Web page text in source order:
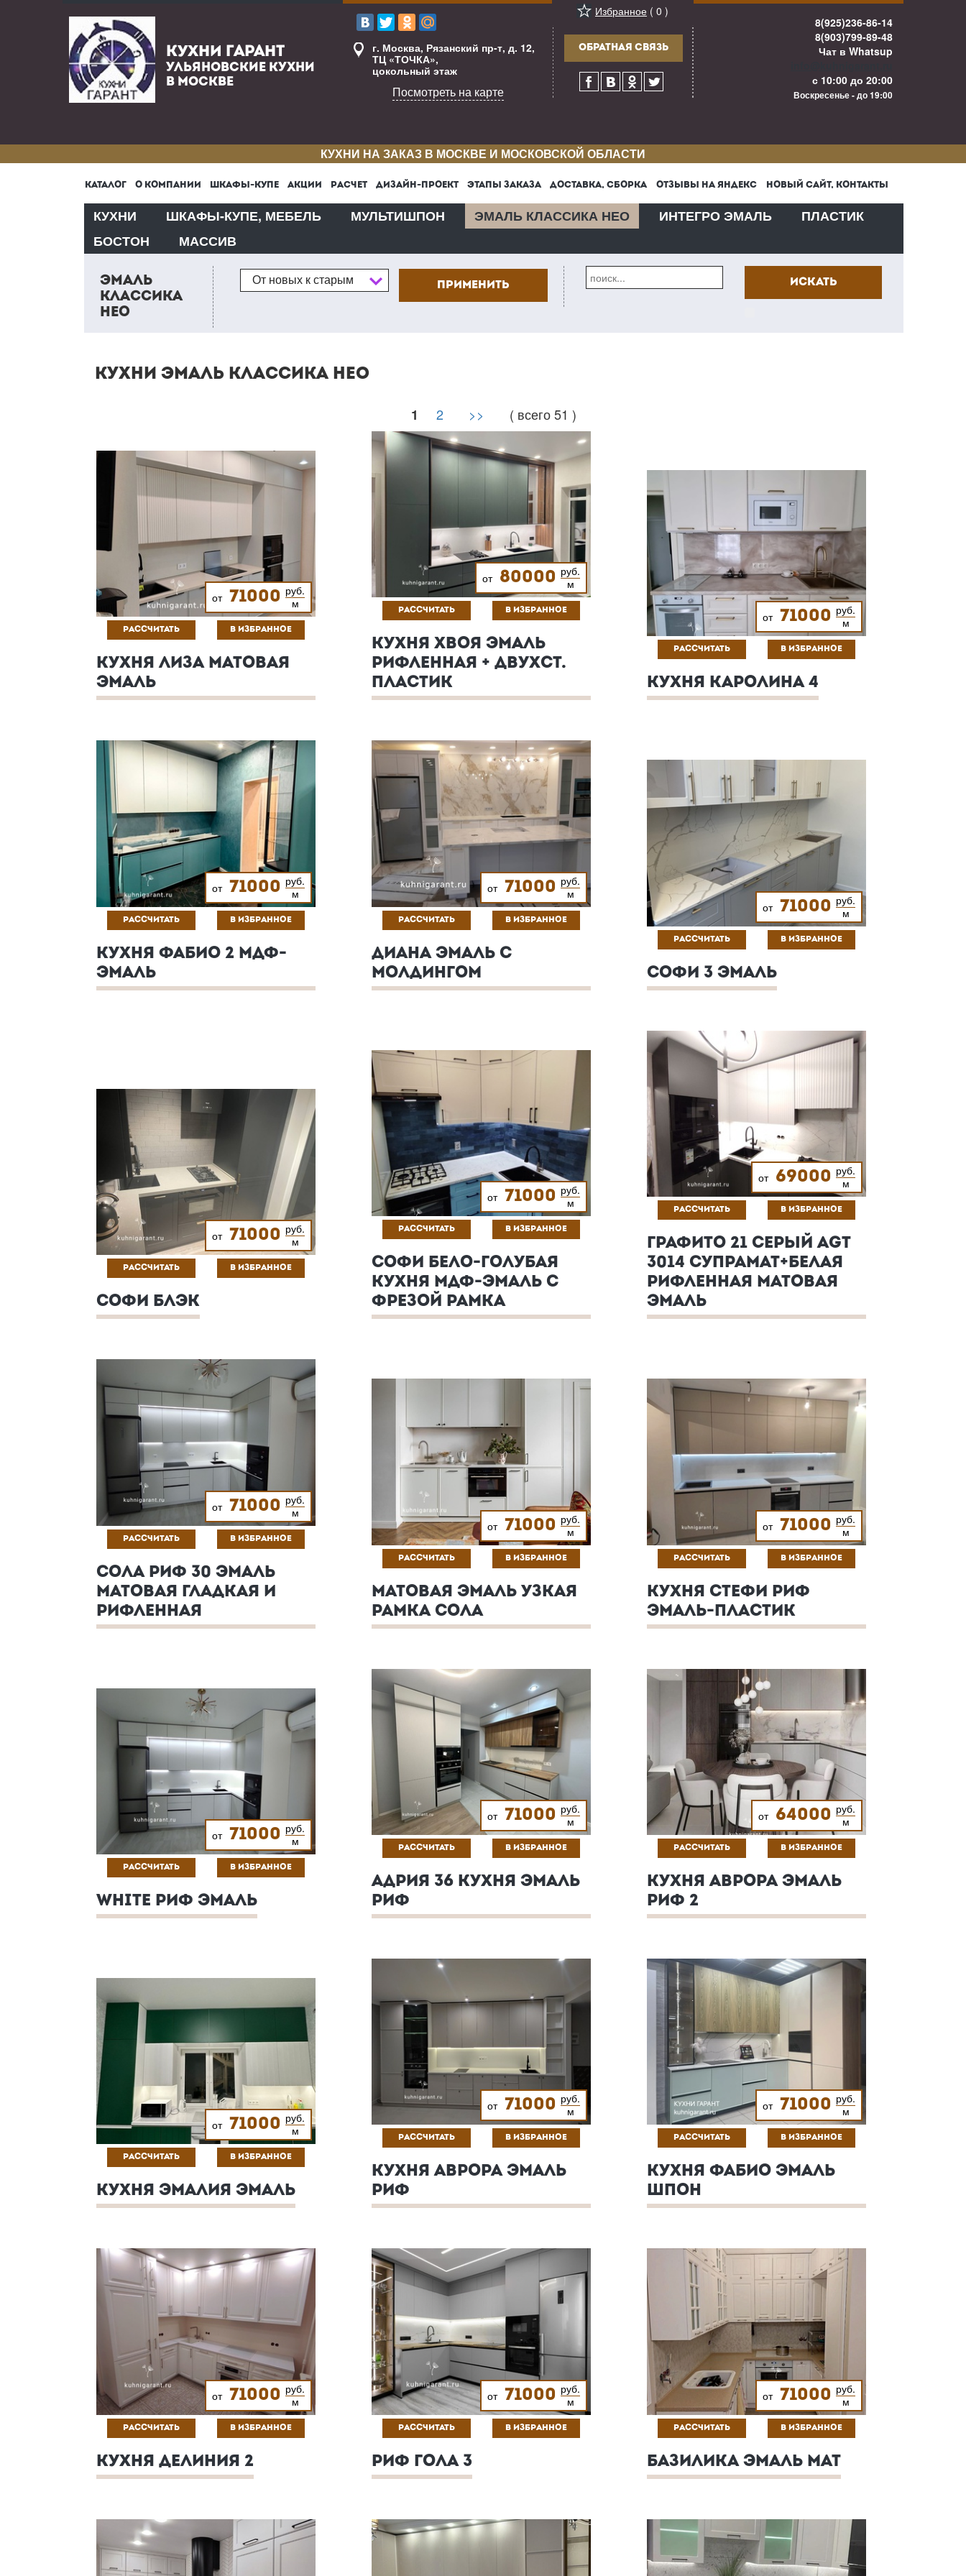
КУХНИ ГАРАНТ
УЛЬЯНОВСКИЕ КУХНИ
В МОСКВЕ
г. Москва, Рязанский пр-т, д. 12,
ТЦ «ТОЧКА»,
цокольный этаж
Посмотреть на карте
Избранное ( 0 )
ОБРАТНАЯ СВЯЗЬ
8(925)236-86-14
8(903)799-89-48
Чат в Whatsup
с 10:00 до 20:00
Воскресенье - до 19:00
КУХНИ НА ЗАКАЗ В МОСКВЕ И МОСКОВСКОЙ ОБЛАСТИ
КАТАЛОГ О КОМПАНИИ ШКАФЫ-КУПЕ АКЦИИ РАСЧЕТ ДИЗАЙН-ПРОЕКТ ЭТАПЫ ЗАКАЗА ДОСТАВКА, СБОРКА ОТЗЫВЫ НА ЯНДЕКС НОВЫЙ САЙТ, КОНТАКТЫ
КУХНИ ШКАФЫ-КУПЕ, МЕБЕЛЬ МУЛЬТИШПОН ЭМАЛЬ КЛАССИКА НЕО ИНТЕГРО ЭМАЛЬ
ПЛАСТИК
БОСТОН
МАССИВ
ЭМАЛЬ
КЛАССИКА
НЕО
Сортировка
От новых к старым
КУХНИ ЭМАЛЬ КЛАССИКА НЕО
1 2 >> ( всего 51 )
от 71000 руб.
м
РАССЧИТАТЬ В ИЗБРАННОЕ
КУХНЯ ЛИЗА МАТОВАЯ
ЭМАЛЬ
от 80000 руб.
м
РАССЧИТАТЬ В ИЗБРАННОЕ
КУХНЯ ХВОЯ ЭМАЛЬ
РИФЛЕННАЯ + ДВУХСТ.
ПЛАСТИК
от 71000 руб.
м
РАССЧИТАТЬ В ИЗБРАННОЕ
КУХНЯ КАРОЛИНА 4
от 71000 руб.
м
РАССЧИТАТЬ В ИЗБРАННОЕ
КУХНЯ ФАБИО 2 МДФ-
ЭМАЛЬ
от 71000 руб.
м
РАССЧИТАТЬ В ИЗБРАННОЕ
ДИАНА ЭМАЛЬ С
МОЛДИНГОМ
от 71000 руб.
м
РАССЧИТАТЬ В ИЗБРАННОЕ
СОФИ 3 ЭМАЛЬ
от 71000 руб.
м
РАССЧИТАТЬ В ИЗБРАННОЕ
СОФИ БЛЭК
от 71000 руб.
м
РАССЧИТАТЬ В ИЗБРАННОЕ
СОФИ БЕЛО-ГОЛУБАЯ
КУХНЯ МДФ-ЭМАЛЬ С
ФРЕЗОЙ РАМКА
от 69000 руб.
м
РАССЧИТАТЬ В ИЗБРАННОЕ
ГРАФИТО 21 СЕРЫЙ AGT
3014 СУПРАМАТ+БЕЛАЯ
РИФЛЕННАЯ МАТОВАЯ
ЭМАЛЬ
от 71000 руб.
м
РАССЧИТАТЬ В ИЗБРАННОЕ
СОЛА РИФ 30 ЭМАЛЬ
МАТОВАЯ ГЛАДКАЯ И
РИФЛЕННАЯ
от 71000 руб.
м
РАССЧИТАТЬ В ИЗБРАННОЕ
МАТОВАЯ ЭМАЛЬ УЗКАЯ
РАМКА СОЛА
от 71000 руб.
м
РАССЧИТАТЬ В ИЗБРАННОЕ
КУХНЯ СТЕФИ РИФ
ЭМАЛЬ-ПЛАСТИК
от 71000 руб.
м
РАССЧИТАТЬ В ИЗБРАННОЕ
WHITE РИФ ЭМАЛЬ
от 71000 руб.
м
РАССЧИТАТЬ В ИЗБРАННОЕ
АДРИЯ 36 КУХНЯ ЭМАЛЬ
РИФ
от 64000 руб.
м
РАССЧИТАТЬ В ИЗБРАННОЕ
КУХНЯ АВРОРА ЭМАЛЬ
РИФ 2
от 71000 руб.
м
РАССЧИТАТЬ В ИЗБРАННОЕ
КУХНЯ ЭМАЛИЯ ЭМАЛЬ
от 71000 руб.
м
РАССЧИТАТЬ В ИЗБРАННОЕ
КУХНЯ АВРОРА ЭМАЛЬ
РИФ
от 71000 руб.
м
РАССЧИТАТЬ В ИЗБРАННОЕ
КУХНЯ ФАБИО ЭМАЛЬ
ШПОН
от 71000 руб.
м
РАССЧИТАТЬ В ИЗБРАННОЕ
КУХНЯ ДЕЛИНИЯ 2
от 71000 руб.
м
РАССЧИТАТЬ В ИЗБРАННОЕ
РИФ ГОЛА 3
от 71000 руб.
м
РАССЧИТАТЬ В ИЗБРАННОЕ
БАЗИЛИКА ЭМАЛЬ МАТ